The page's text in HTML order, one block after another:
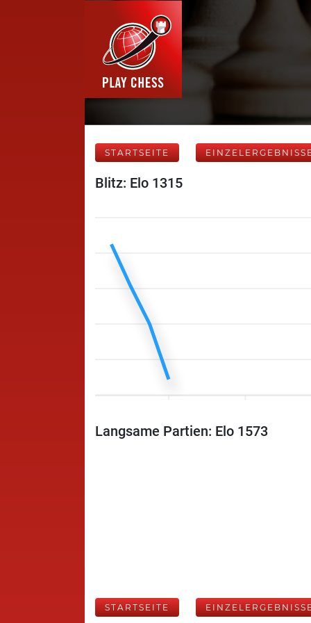
STARTSEITE
Blitz: Elo 1315
Langsame Partien: Elo 1573
STARTSEITE